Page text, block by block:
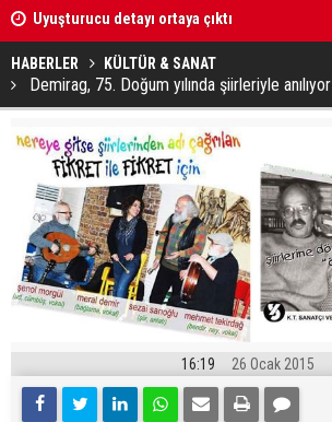
Uyuşturucu detayı ortaya çıktı
HABERLER KÜLTÜR & SANAT
Demirag, 75. Doğum yılında şiirleriyle anılıyor
16:19 26 Ocak 2015